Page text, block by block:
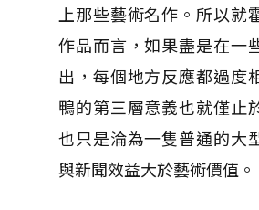
上那些藝術名作。所以就
作品而言，如果盡是在一
出，每個地方反應都過度
鴨的第三層意義也就僅止
也只是淪為一隻普通的大
與新聞效益大於藝術價值。